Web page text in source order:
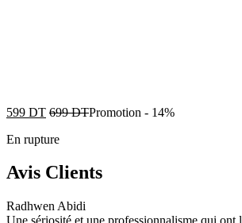
599 DT 699DTPromotion - 14%
En rupture
Avis Clients
Radhwen Abidi